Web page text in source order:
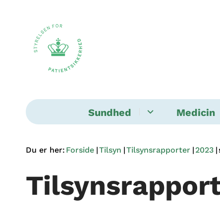
Sundhed Medicin
Du er her: Forside Tilsyn Tilsynsrapporter 2023